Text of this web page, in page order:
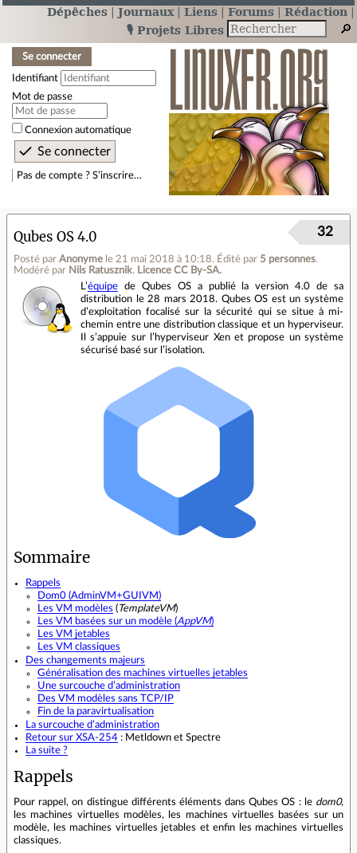
Dépêches Journaux Liens Forums
Rédaction
🎙️ Projets Libres
Se connecter
Identifiant
Mot de passe
Connexion automatique
Pas de compte ? S’inscrire…
Qubes OS 4.0
Posté par Anonyme le 21 mai 2018 à 10:18. Édité par 5 personnes.
Modéré par Nils Ratusznik. Licence CC By‑SA.
32
L’équipe de Qubes OS a publié la version 4.0 de sa
distribution le 28 mars 2018. Qubes OS est un système
d’exploitation focalisé sur la sécurité qui se situe à mi‐
chemin entre une distribution classique et un hyperviseur.
Il s’appuie sur l’hyperviseur Xen et propose un système
sécurisé basé sur l’isolation.
Sommaire
Rappels
Dom0 (AdminVM+GUIVM)
Les VM modèles (TemplateVM)
Les VM basées sur un modèle (AppVM)
Les VM jetables
Les VM classiques
Des changements majeurs
Généralisation des machines virtuelles jetables
Une surcouche d’administration
Des VM modèles sans TCP/IP
Fin de la paravirtualisation
La surcouche d’administration
Retour sur XSA-254 : Metldown et Spectre
La suite ?
Rappels
Pour rappel, on distingue différents éléments dans Qubes OS : le dom0,
les machines virtuelles modèles, les machines virtuelles basées sur un
modèle, les machines virtuelles jetables et enfin les machines virtuelles
classiques.